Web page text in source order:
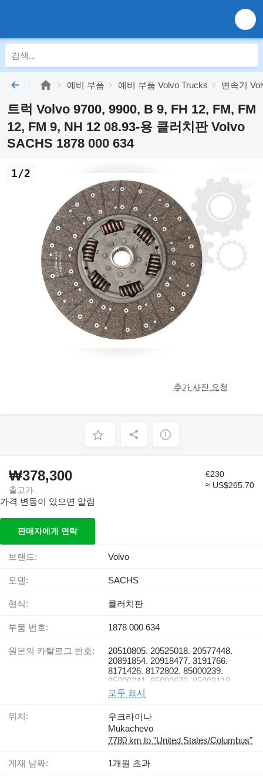
예비 부품 예비 부품 Volvo Trucks 변속기
트럭 Volvo 9700, 9900, B 9, FH 12, FM, FM
12, FM 9, NH 12 08.93-용 클러치판 Volvo
SACHS 1878 000 634
추가 사진 요청
1/2
₩378,300
출고가
€230
≈ US$265.70
가격 변동이 있으면 알림
판매자에게 연락
브랜드: Volvo
모델: SACHS
형식: 클러치판
부품 번호: 1878 000 634
원본의 카탈로그 번호:
20510805. 20525018. 20577448.
20891854. 20918477. 3191766.
8171426. 8172802. 85000239.
85000241. 85000670. 85003119
모두 표시
위치:
우크라이나
Mukachevo
7780 km to "United States/Columbus"
게재 날짜: 1개월 초과